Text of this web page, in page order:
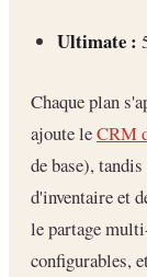
Ultimate :
Chaque plan
ajoute leCRM
de base),
d'inventaire et
le partage
configurables,